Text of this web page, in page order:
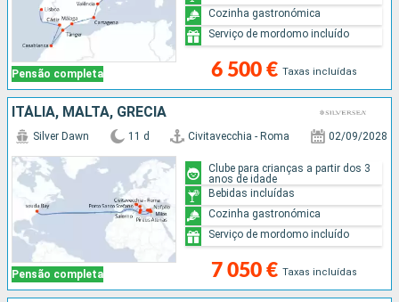
Pensão completa 6 500 € Taxas incluídas
Cozinha gastronómica
Serviço de mordomo incluído
ITÁLIA, MALTA, GRÉCIA
Pensão completa
Silver Dawn 11 d Civitavecchia - Roma 02/09/2028
7 050 € Taxas incluídas
Clube para crianças a partir dos 3
anos de idade
Bebidas incluídas
Cozinha gastronómica
Serviço de mordomo incluído